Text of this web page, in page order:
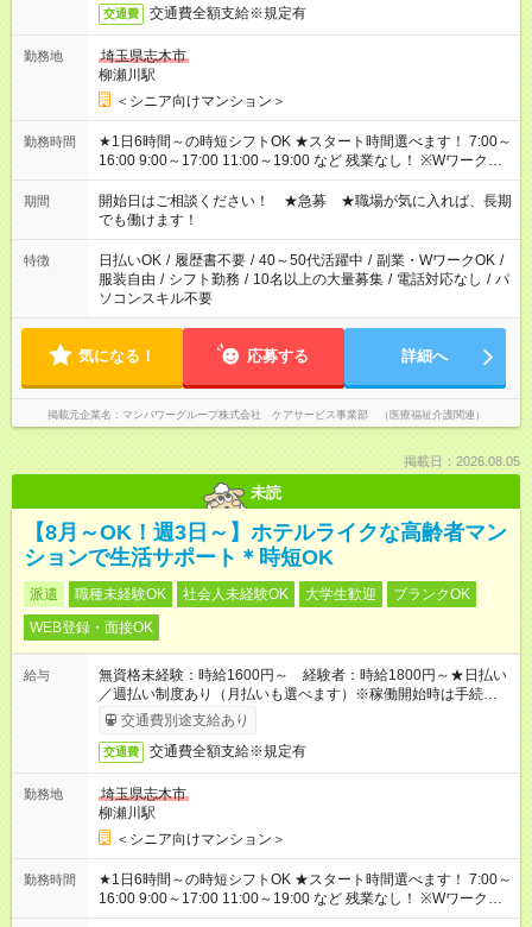
交通費 交通費全額支給※規定有
勤務地
埼玉県志木市
柳瀬川駅
＜シニア向けマンション＞
勤務時間
★1日6時間～の時短シフトOK ★スタート時間選べます！ 7:00～
16:00 9:00～17:00 11:00～19:00 など 残業なし！ ※Wワークの
場合、他のお仕事と合わせ週40時間超の就業はご案内できませ
ん ※法令に基づき、週20時間以上勤務は社会保険への加入対象
となります ※労働者派遣法（日雇い派遣の原則禁止）により、
短時間・短期間の就業はご案内が難しい場合があります
期間
開始日はご相談ください！ ★急募 ★職場が気に入れば、長期
でも働けます！
特徴 日払いOK / 履歴書不要 / 40～50代活躍中 / 副業・WワークOK /
服装自由 / シフト勤務 / 10名以上の大量募集 / 電話対応なし / パ
ソコンスキル不要
気になる！ 応募する 詳細へ
掲載元企業名 マンパワーグループ株式会社 ケアサービス事業部 （医療福祉介護関連）
掲載日：2026.08.05
未読
【8月～OK！週3日～】ホテルライクな高齢者マン
ションで生活サポート＊時短OK
派遣 職種未経験OK 社会人未経験OK 大学生歓迎
ブランクOK
WEB登録・面接OK
給与
無資格未経験：時給1600円～ 経験者：時給1800円～★日払い
／週払い制度あり（月払いも選べます）※稼働開始時は手続き完
了次第のお支払いとなります。
交通費別途支給あり
交通費 交通費全額支給※規定有
勤務地
埼玉県志木市
柳瀬川駅
＜シニア向けマンション＞
勤務時間
★1日6時間～の時短シフトOK ★スタート時間選べます！ 7:00～
16:00 9:00～17:00 11:00～19:00 など 残業なし！ ※Wワークの
場合、他のお仕事と合わせ週40時間超の就業はご案内できませ